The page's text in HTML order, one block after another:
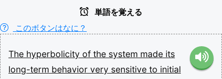
単語を覚える
このボタンはなに？
The hyperbolicity of the system made its
long-term behavior very sensitive to initial